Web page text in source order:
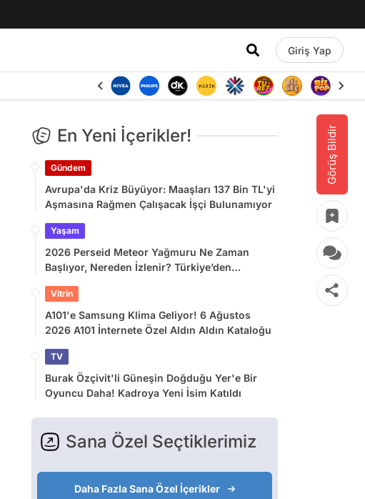
Giriş Yap
Görüş Bildir
En Yeni İçerikler!
Gündem
Avrupa'da Kriz Büyüyor: Maaşları 137 Bin TL'yi
Aşmasına Rağmen Çalışacak İşçi Bulunamıyor
Yaşam
2026 Perseid Meteor Yağmuru Ne Zaman
Başlıyor, Nereden İzlenir? Türkiye’den
Vitrin
A101'e Samsung Klima Geliyor! 6 Ağustos
2026 A101 İnternete Özel Aldın Aldın Kataloğu
TV
Burak Özçivit'li Güneşin Doğduğu Yer'e Bir
Oyuncu Daha! Kadroya Yeni İsim Katıldı
Sana Özel Seçtiklerimiz
Daha Fazla Sana Özel İçerikler